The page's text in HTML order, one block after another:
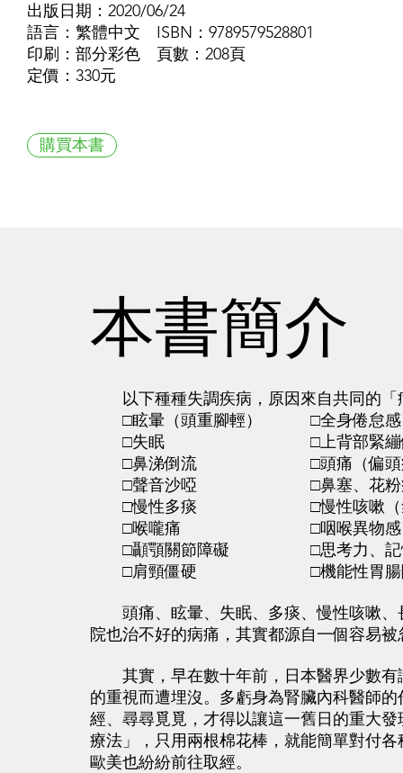
出版日期：2020/06/24
語言：繁體中文 ISBN：9789579528801
印刷：部分彩色 頁數：208頁
定價：330元
購買本書
本書簡介
以下種種失調疾病，原因來自共同的「
□眩暈（頭重腳輕） □全身倦怠感、
□失眠 □上背部緊繃
□鼻涕倒流 □頭痛（偏頭痛、
□聲音沙啞 □鼻塞、花粉
□慢性多痰 □慢性咳嗽（氣
□喉嚨痛 □咽喉異物感（喉嚨
□顳顎關節障礙 □思考力、記憶
□肩頸僵硬 □機能性胃腸障礙
頭痛、眩暈、失眠、多痰、慢性咳嗽、
院也治不好的病痛，其實都源自一個容易
其實，早在數十年前，日本醫界少數有
的重視而遭埋沒。多虧身為腎臟內科醫師
經、尋尋覓覓，才得以讓這一舊日的重大
療法」，只用兩根棉花棒，就能簡單對付
歐美也紛紛前往取經。